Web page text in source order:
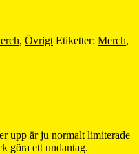
, Övrigt Etiketter: Merch,
upp är ju normalt limiterade
göra ett undantag.